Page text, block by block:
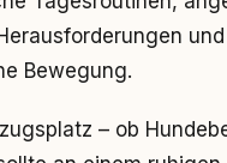
Bewegung.
– ob